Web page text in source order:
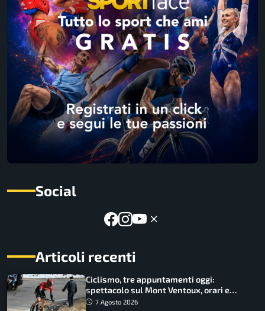
Social
Articoli recenti
Ciclismo, tre appuntamenti oggi:
spettacolo sul Mont Ventoux, orari e
come vederli
7 Agosto 2026